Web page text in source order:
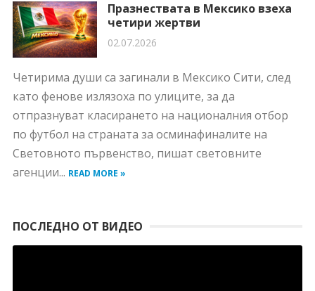
Празнествата в Мексико взеха
четири жертви
02.07.2026
Четирима души са загинали в Мексико Сити, след
като фенове излязоха по улиците, за да
отпразнуват класирането на националния отбор
по футбол на страната за осминафиналите на
Световното първенство, пишат световните
агенции... READ MORE »
ПОСЛЕДНО ОТ ВИДЕО